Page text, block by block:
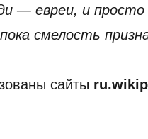
— евреи, и просто
смелость
сайты